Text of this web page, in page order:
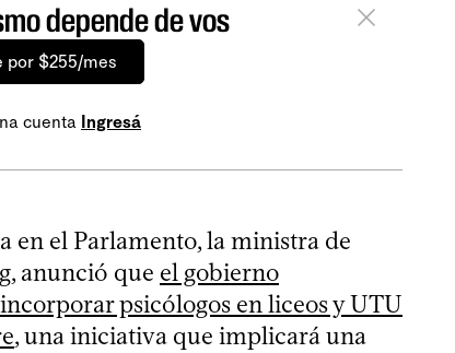
depende de vos
por $255/mes
cuenta Ingresá
en el Parlamento, la ministra de
anunció que el gobierno
psicólogos en liceos y UTU
, una iniciativa que implicará una